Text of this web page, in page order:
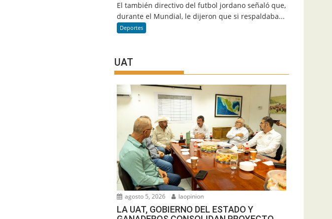
El también directivo del futbol jordano señaló que,
durante el Mundial, le dijeron que si respaldaba...
Deportes
UAT
agosto 5, 2026 laopinion
LA UAT, GOBIERNO DEL ESTADO Y